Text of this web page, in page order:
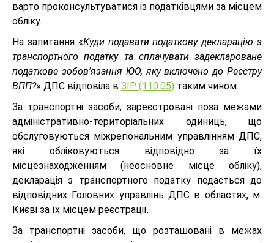
варто проконсультуватися із податківцями за місцем
обліку.
На запитання «Куди подавати податкову декларацію з
транспортного податку та сплачувати задеклароване
податкове зобов’язання ЮО, яку включено до Реєстру
ВПП?» ДПС відповіла в ЗІР (110.05) таким чином.
За транспортні засоби, зареєстровані поза межами
адміністративно-територіальних одиниць, що
обслуговуються міжрегіональним управлінням ДПС,
які обліковуються відповідно за їх
місцезнаходженням (неосновне місце обліку),
декларація з транспортного податку подається до
відповідних Головних управлінь ДПС в областях, м.
Києві за їх місцем реєстрації.
За транспортні засоби, що розташовані в межах